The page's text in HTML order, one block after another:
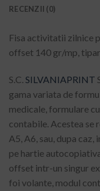
RECENZII (0)
Fisa activitatii zilnice
offset 140 gr/mp,
S.C. SILVANIAPRINT
gama variata de
medicale, formulare
contabile. Acestea se
A5, A6, sau, dupa
pe hartie
offset intr-un singur
foi volante, modul